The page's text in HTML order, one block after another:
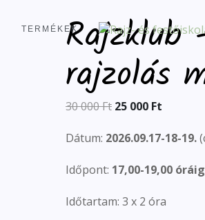
TERMÉKEKRajzklub
rajzolás
30 000Ft 25 000 Ft
Dátum: 2026.09.17-18-19.
Időpont: 17,00-19,00 óráig
Időtartam: 3 x 2 óra